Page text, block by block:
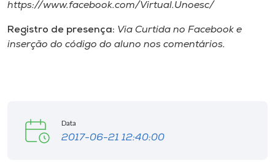
https://www.facebook.com/Virtual.Unoesc/
Registro de presença: Via Curtida no Facebook e
inserção do código do aluno nos comentários.
Data
2017-06-21 12:40:00